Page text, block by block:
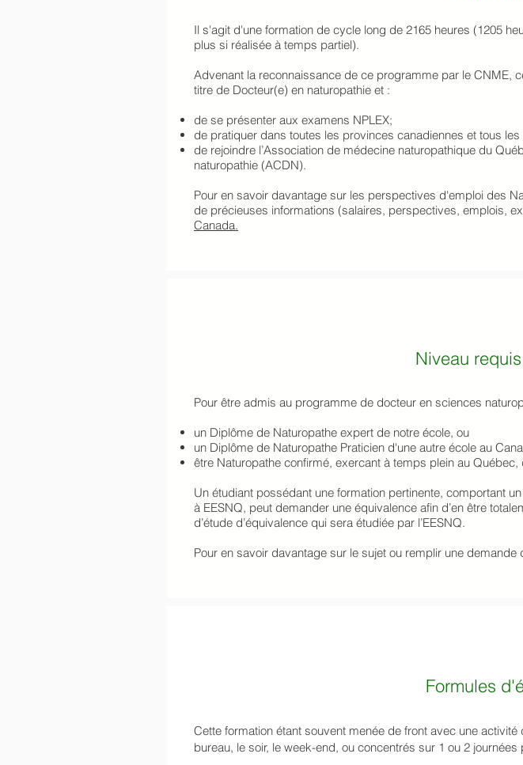
Il s'agit d'une formation de cycle long de 2165 heures (1205
plus si réalisée à temps partiel).
Advenant la reconnaissance de ce programme par le CNME,
titre de Docteur(e) en naturopathie et :
de se présenter aux examens NPLEX;
de pratiquer dans toutes les provinces canadiennes et tous
de rejoindre l’Association de médecine naturopathique du
naturopathie (ACDN).
Pour en savoir davantage sur les perspectives d'emploi des
de précieuses informations (salaires, perspectives, emplois,
Canada.
Niveau
Pour être admis au programme de docteur en sciences
un Diplôme de Naturopathe expert de notre école, ou
un Diplôme de Naturopathe Praticien d'une autre école au
être Naturopathe confirmé, exercant à temps plein au
Un étudiant possédant une formation pertinente, comportant
à EESNQ, peut demander une équivalence afin d’en être
d’étude d’équivalence qui sera étudiée par l’EESNQ.
Pour en savoir davantage sur le sujet ou remplir une
Formules
Cette formation étant souvent menée de front avec une
bureau, le soir, le week-end, ou concentrés sur 1 ou 2 journées